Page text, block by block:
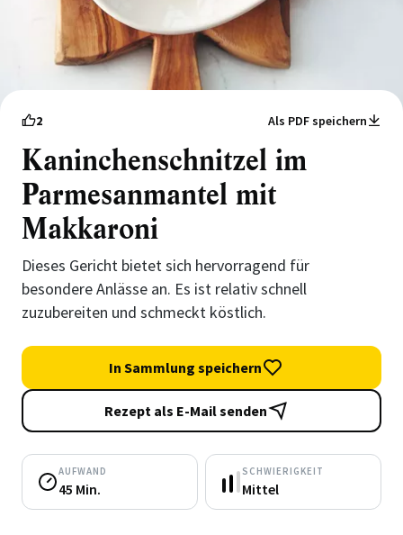
2 Als PDF speichern
Kaninchenschnitzel im
Parmesanmantel mit
Makkaroni
Dieses Gericht bietet sich hervorragend für
besondere Anlässe an. Es ist relativ schnell
zuzubereiten und schmeckt köstlich.
In Sammlung speichern
Rezept als E-Mail senden
AUFWAND
45 Min.
SCHWIERIGKEIT
Mittel